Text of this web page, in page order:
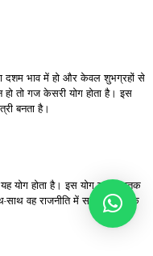
दशम भाव में हो और केवल शुभग्रहों से
तो गज केसरी योग होता है। इस
बनता है।
योग होता है। इस योग वाला जातक
साथ वह राजनीति में सफल संचालक